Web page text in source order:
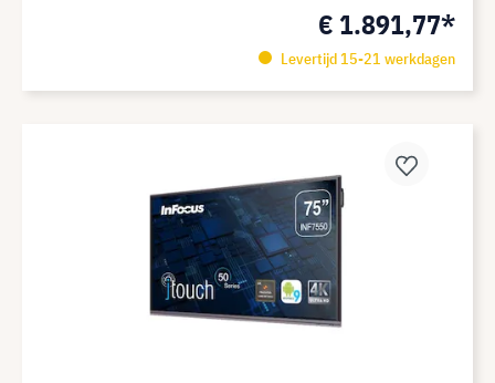
€ 1.891,77*
Levertijd 15-21 werkdagen